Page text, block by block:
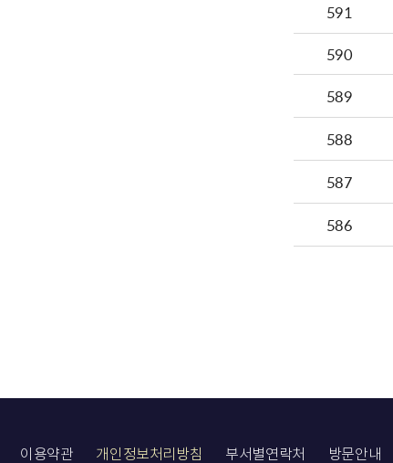
591
590
589
588
587
586
이용약관 개인정보처리방침 부서별연락처 방문안내